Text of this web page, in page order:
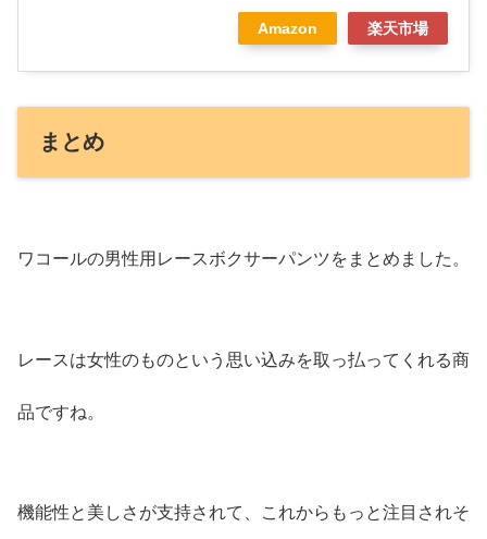
Amazon 楽天市場
まとめ
ワコールの男性用レースボクサーパンツをまとめました。
レースは女性のものという思い込みを取っ払ってくれる商
品ですね。
機能性と美しさが支持されて、これからもっと注目されそ